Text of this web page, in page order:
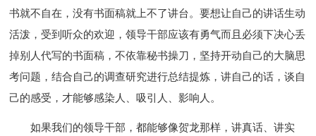
书就不自在，没有书面稿就上不了讲台。要想让自己的讲话生动
活泼，受到听众的欢迎，领导干部应该有勇气而且必须下决心丢
掉别人代写的书面稿，不依靠秘书操刀，坚持开动自己的大脑思
考问题，结合自己的调查研究进行总结提炼，讲自己的话，谈自
己的感受，才能够感染人、吸引人、影响人。
如果我们的领导干部，都能够像贺龙那样，讲真话、讲实